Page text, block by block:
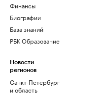
Финансы
Биографии
База знаний
РБК Образование
Новости
регионов
Санкт-Петербург
и область